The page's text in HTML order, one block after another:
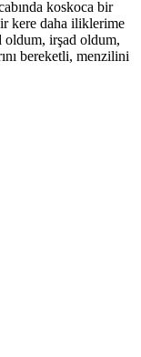
koskoca bir
kere daha iliklerime
oldum, irşad oldum,
bereketli, menzilini